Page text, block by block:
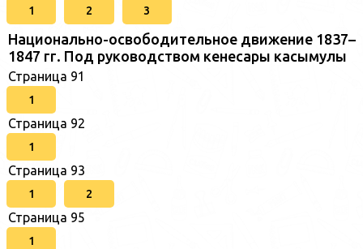
1 2 3
Национально-освободительное движение 1837–
1847 гг. Под руководством кенесары касымулы
Страница 91
1
Страница 92
1
Страница 93
1 2
Страница 95
1